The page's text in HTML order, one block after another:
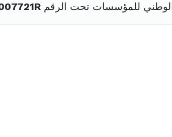
للمؤسسات تحت الرقم